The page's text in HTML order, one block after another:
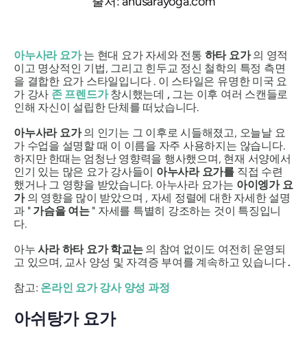
아누사라 요가는 현대 요가 자세와 전통 하타 요가의 영적
이고 명상적인 기법, 그리고 힌두교 정신 철학의 특정 측면
을 결합한 요가 스타일입니다 . 이 스타일은 유명한 미국 요
가 강사 존 프렌드가창시했는데 ,그는 이후 여러 스캔들로
인해 자신이 설립한 단체를 떠났습니다.
아누사라 요가의 인기는 그 이후로 시들해졌고, 오늘날 요
가 수업을 설명할 때 이 이름을 자주 사용하지는 않습니다.
하지만 한때는 엄청난 영향력을 행사했으며, 현재 서양에서
인기 있는 많은 요가 강사들이 아누사라 요가를 직접 수련
했거나 그 영향을 받았습니다. 아누사라 요가는 아이엥가 요
가의 영향을 많이 받았으며 , 자세 정렬에 대한 자세한 설명
과 " 가슴을 여는" 자세를 특별히 강조하는 것이 특징입니
다.
아누사라 하타 요가 학교는의 참여 없이도 여전히 운영되
고 있으며, 교사 양성 및 자격증 부여를 계속하고 있습니다.
참고: 온라인 요가 강사 양성 과정
아쉬탕가 요가